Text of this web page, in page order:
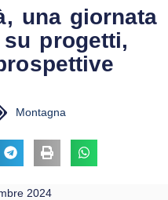
una giornata
progetti,
Montagna
2024